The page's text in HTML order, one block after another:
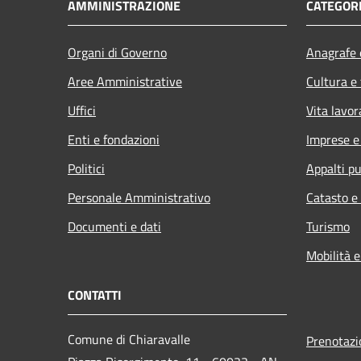
AMMINISTRAZIONE
Organi di Governo
Aree Amministrative
Uffici
Enti e fondazioni
Politici
Personale Amministrativo
Documenti e dati
Cultura
Vita
Imprese
Appalti
Catasto
Turismo
Mobilità
CONTATTI
Comune di Chiaravalle